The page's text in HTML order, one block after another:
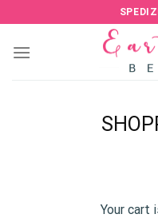
to
content
Your cart